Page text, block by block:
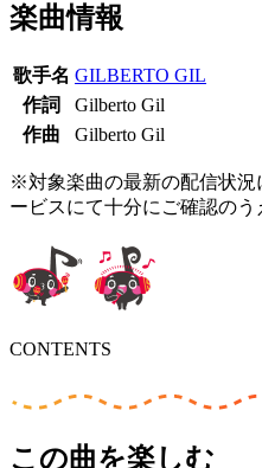
楽曲情報
歌手名 GILBERTO GIL
作詞
Gilberto Gil
作曲
Gilberto Gil
※対象楽曲の最新の配信状況
ービスにて十分にご確認のう
CONTENTS
この曲を楽しむ